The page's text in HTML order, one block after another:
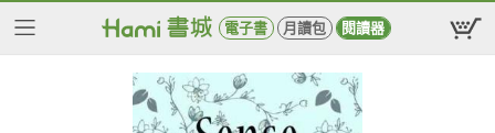
電子書 月讀包 閱讀器